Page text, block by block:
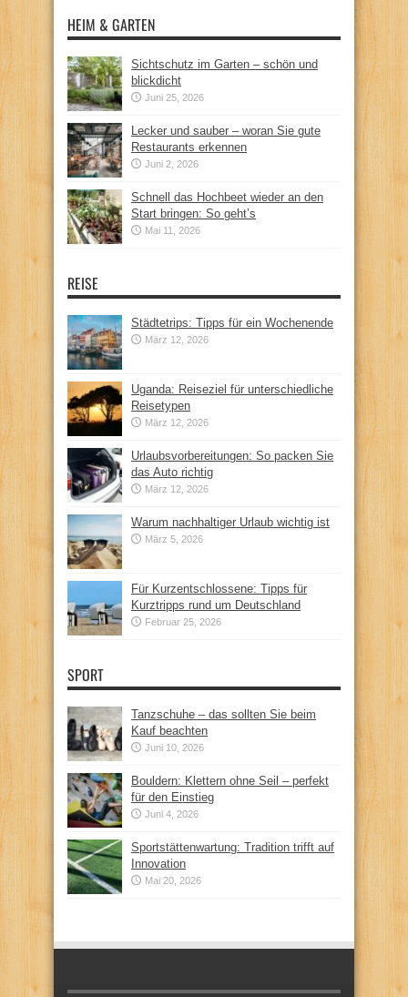
HEIM & GARTEN
Sichtschutz im Garten – schön und
blickdicht
Juni 25, 2026
Lecker und sauber – woran Sie gute
Restaurants erkennen
Juni 2, 2026
Schnell das Hochbeet wieder an den
Start bringen: So geht’s
Mai 11, 2026
REISE
Städtetrips: Tipps für ein Wochenende
März 12, 2026
Uganda: Reiseziel für unterschiedliche
Reisetypen
März 12, 2026
Urlaubsvorbereitungen: So packen Sie
das Auto richtig
März 12, 2026
Warum nachhaltiger Urlaub wichtig ist
März 5, 2026
Für Kurzentschlossene: Tipps für
Kurztripps rund um Deutschland
Februar 25, 2026
SPORT
Tanzschuhe – das sollten Sie beim
Kauf beachten
Juni 10, 2026
Bouldern: Klettern ohne Seil – perfekt
für den Einstieg
Juni 4, 2026
Sportstättenwartung: Tradition trifft auf
Innovation
Mai 20, 2026